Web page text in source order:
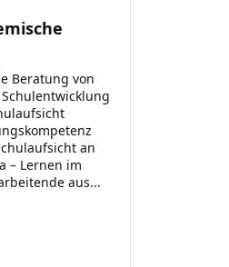
Beratung von
an
– Lernen im
aus...